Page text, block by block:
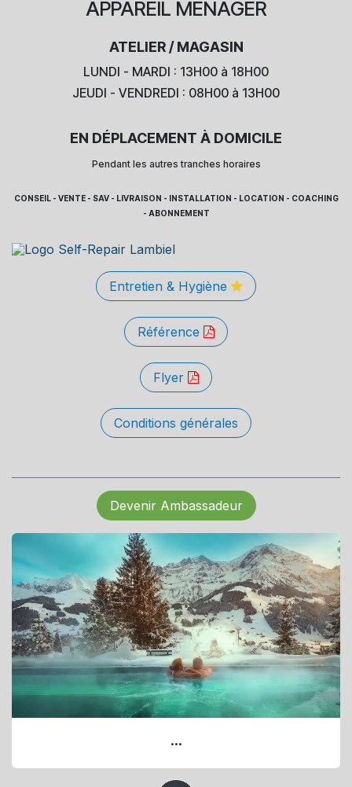
APPAREIL MÉNAGER
ATELIER / MAGASIN
LUNDI - MARDI : 13H00 à 18H00
JEUDI - VENDREDI : 08H00 à 13H00
EN DÉPLACEMENT À DOMICILE
Pendant les autres tranches horaires
CONSEIL - VENTE - SAV - LIVRAISON - INSTALLATION - LOCATION - COACHING
- ABONNEMENT
Entretien & Hygiène
Référence
Flyer
Conditions générales
Devenir Ambassadeur
...